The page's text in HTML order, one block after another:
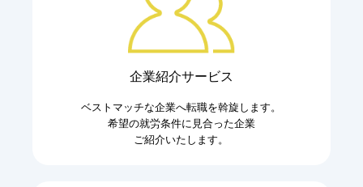
企業紹介サービス
ベストマッチな企業へ転職を斡旋します。
希望の就労条件に見合った企業
ご紹介いたします。